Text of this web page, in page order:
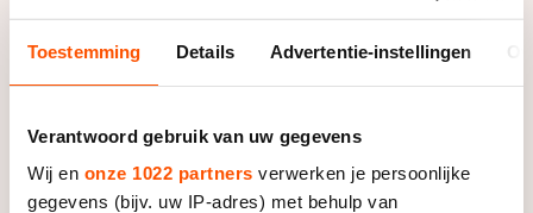
Toestemming Details Advertentie-instellingen
Verantwoord gebruik van uw gegevens
Wij en onze 1022 partners verwerken je persoonlijke
gegevens (bijv. uw IP-adres) met behulp van
Alles voor jou als schaatsfan
Evenementen
Livestreams
Word schaatsfan!
Olympische Spelen
Medaille overzicht
Medaillespiegel